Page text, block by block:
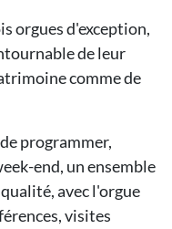
orgues d'exception,
de leur
comme de
programmer,
end, un ensemble
avec l'orgue
visites